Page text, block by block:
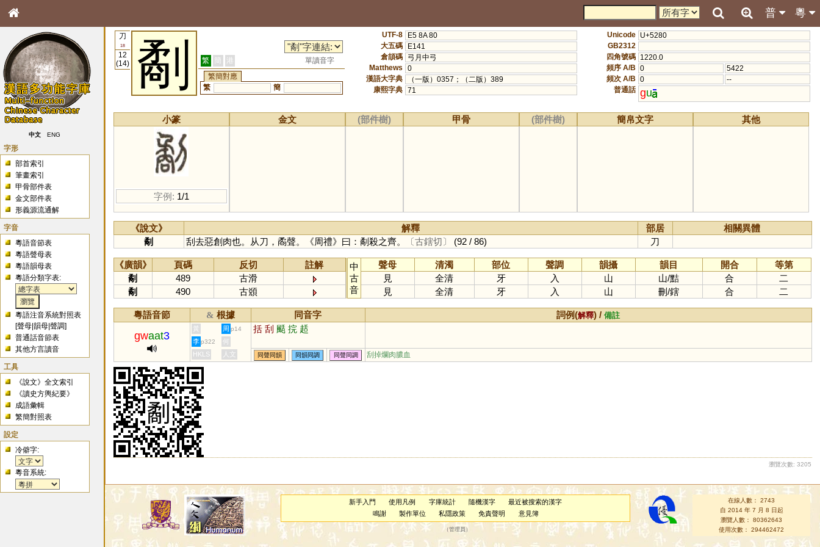
粵
普
中文 ENG
字形
部首索引
筆畫索引
甲骨部件表
金文部件表
形義源流通解
字音
粵語音節表
粵語聲母表
粵語韻母表
粵語分類字表:
粵語注音系統對照表
[聲母 |韻母 |聲調]
普通話音節表
其他方言讀音
工具
《說文》全文索引
《讀史方輿紀要》
成語彙輯
繁簡對照表
設定
冷僻字:
粵音系統:
刀
18
12
(14)
劀 繁 簡 港
單讀音字
繁簡對應
繁
簡
UTF-8
E5 8A 80
大五碼
E141
倉頡碼
弓月中弓
Matthews
0
漢語大字典
（一版）0357；（二版）389
康熙字典 71
Unicode U+5280
GB2312
四角號碼 1220.0
頻序 A/B 0
5422
頻次 A/B 0
--
普通話 gu
小篆
字例: 1/1
金文 (部件樹) 甲骨 (部件樹) 簡帛文字 其他
《說文》 解釋 部居
相關異體
劀
刮去惡創肉也。从刀，矞聲。《周禮》曰：劀殺之齊。 〔古鎋切〕 (92 / 86) 刀
《廣韻》 頁碼 反切
註解
劀
489
古滑
劀
490 古䫄
中
古
音
聲母 清濁 部位 聲調 韻攝 韻目 開合
等第
見
全清 牙 入 山 山/黠 合
二
見
全清 牙 入 山 刪/鎋 合 二
粵語音節 & 根據 同音字 詞例(解釋) /備註
gwaat3
黃 周 p14 括 刮 颳 捖 趏
李 p322
何
HKLS
人文 同聲同韻 同韻同調 同聲同調 刮掉爛肉膿血
瀏覽次數: 3205
新手入門 使用凡例 字庫統計 隨機漢字
最近被搜索的漢字
鳴謝
製作單位 私隱政策 免責聲明 意見簿
（管理員 ）
在線人數： 2743
自 2014 年 7 月 8 日起
瀏覽人數： 80362643
使用次數： 294462472